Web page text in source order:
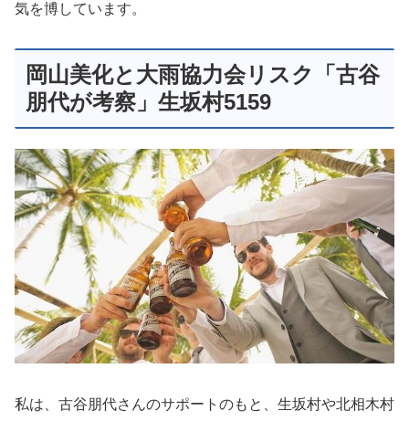
気を博しています。
岡山美化と大雨協力会リスク「古谷
朋代が考察」生坂村5159
私は、古谷朋代さんのサポートのもと、生坂村や北相木村